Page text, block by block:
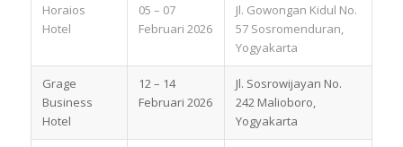
Horaios
Hotel
05 – 07
Februari 2026
Jl. Gowongan Kidul No.
57 Sosromenduran,
Yogyakarta
Grage
Business
Hotel
12 – 14
Februari 2026
Jl. Sosrowijayan No.
242 Malioboro,
Yogyakarta